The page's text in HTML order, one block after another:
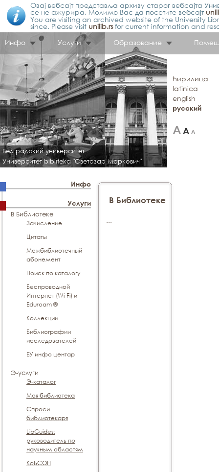
Овај вебсајт представља архиву старог вебсајта
се не ажурира. Молимо Вас да посетите вебсајт
You are visiting an archived website of the University
since. Please visit unilib.rsfor current information and
Инфо
Услуги Образование
Белградский университет
Университет bibliteka "Светозар Маркович"
ћирилица
latinica
english
русский
Инфо
Услуги
В Библиотеке
Зачисление
Цитаты
Межбиблиотечный
абонемент
Поиск по каталогу
Беспроводной
Интернет (Wi-Fi) и
Eduroam ®
Коллекции
Библиографии
исследователей
ЕУ инфо центар
Э-услуги
Э-каталог
Моя библиотека
Спроси
библиотекаря
LibGuides:
руководитель по
научным областям
КоБСОН
В Библиотеке
...